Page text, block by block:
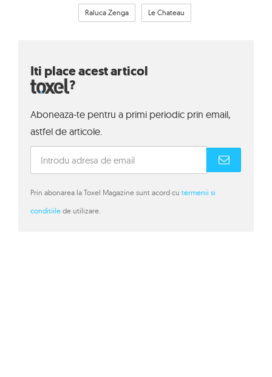
Raluca Zenga Le Chateau
Iti place acest articol
?
Aboneaza-te pentru a primi periodic prin email,
astfel de articole.
Prin abonarea la Toxel Magazine sunt acord cu termenii si
conditiile de utilizare.